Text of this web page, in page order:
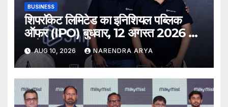
BUSINESS
शिपरॉकेट लिमिटेड का इनिशियल पब्लिक
ऑफर (IPO) बुधवार, 12 अगस्त 2026 को
खुलेगा
AUG 10, 2026 NARENDRA ARYA